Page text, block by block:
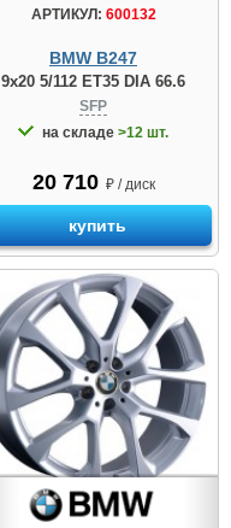
АРТИКУЛ: 600132
BMW B247
9x20 5/112 ET35 DIA 66.6
SFP
на складе >12 шт.
20 710 ₽ / диск
купить